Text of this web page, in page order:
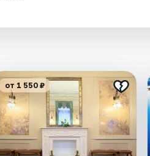
от 1 550 ₽